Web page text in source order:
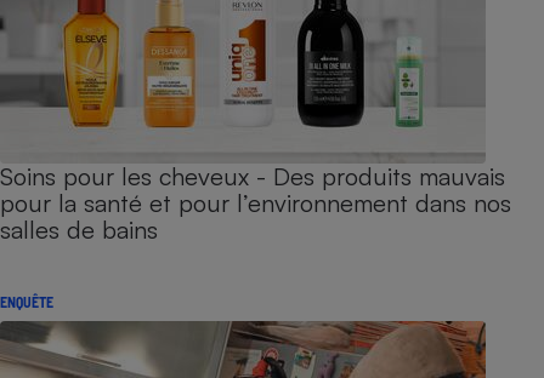
Soins pour les cheveux - Des produits mauvais
pour la santé et pour l’environnement dans nos
salles de bains
ENQUÊTE